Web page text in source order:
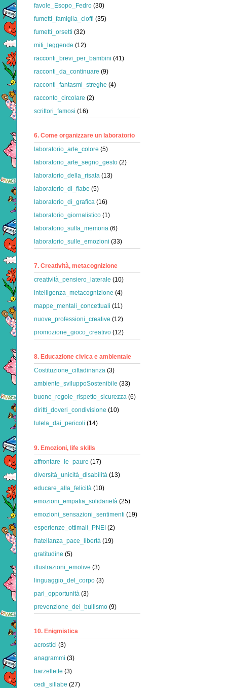
favole_Esopo_Fedro (30)
fumetti_famiglia_cioffi (35)
fumetti_orsetti (32)
miti_leggende (12)
racconti_brevi_per_bambini (41)
racconti_da_continuare (9)
racconti_fantasmi_streghe (4)
racconto_circolare (2)
scrittori_famosi (16)
6. Come organizzare un laboratorio
laboratorio_arte_colore (5)
laboratorio_arte_segno_gesto (2)
laboratorio_della_risata (13)
laboratorio_di_fiabe (5)
laboratorio_di_grafica (16)
laboratorio_giornalistico (1)
laboratorio_sulla_memoria (6)
laboratorio_sulle_emozioni (33)
7. Creatività, metacognizione
creatività_pensiero_laterale (10)
intelligenza_metacognizione (4)
mappe_mentali_concettuali (11)
nuove_professioni_creative (12)
promozione_gioco_creativo (12)
8. Educazione civica e ambientale
Costituzione_cittadinanza (3)
ambiente_sviluppoSostenibile (33)
buone_regole_rispetto_sicurezza (6)
diritti_doveri_condivisione (10)
tutela_dai_pericoli (14)
9. Emozioni, life skills
affrontare_le_paure (17)
diversità_unicità_disabilità (13)
educare_alla_felicità (10)
emozioni_empatia_solidarietà (25)
emozioni_sensazioni_sentimenti (19)
esperienze_ottimali_PNEI (2)
fratellanza_pace_libertà (19)
gratitudine (5)
illustrazioni_emotive (3)
linguaggio_del_corpo (3)
pari_opportunità (3)
prevenzione_del_bullismo (9)
10. Enigmistica
acrostici (3)
anagrammi (3)
barzellette (3)
cedi_sillabe (27)